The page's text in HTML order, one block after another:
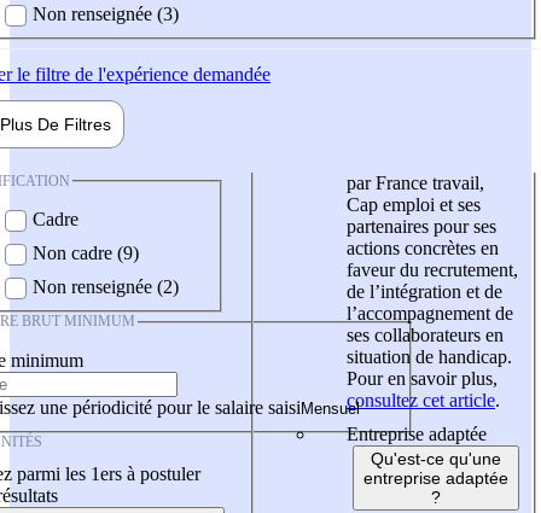
Non renseignée (3)
le filtre de l'expérience demandée
Plus De Filtres
Cadre
Non cadre (9)
Non renseignée (2)
BRUT MINIMUM
minimum
une périodicité pour le salaire saisi
parmi les 1ers à postuler
par France travail,
Cap emploi et ses
partenaires pour ses
actions concrètes en
faveur du recrutement,
de l’intégration et de
l’accompagnement de
ses collaborateurs en
situation de handicap.
Pour en savoir plus,
consultez cet article.
Entreprise adaptée
Qu'est-ce qu'une
entreprise adaptée
?